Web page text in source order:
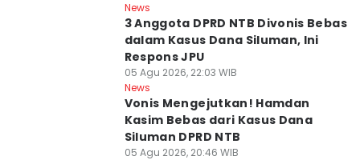
News
3 Anggota DPRD NTB Divonis Bebas
dalam Kasus Dana Siluman, Ini
Respons JPU
05 Agu 2026, 22:03 WIB
News
Vonis Mengejutkan! Hamdan
Kasim Bebas dari Kasus Dana
Siluman DPRD NTB
05 Agu 2026, 20:46 WIB